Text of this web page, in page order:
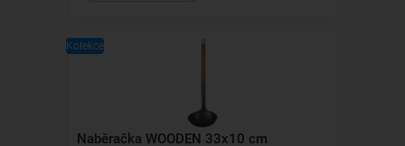
Kolekce
Naběračka WOODEN 33x10 cm